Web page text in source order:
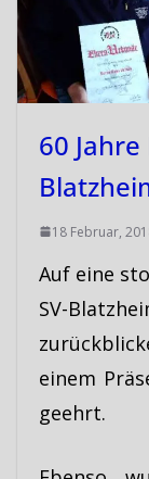
60
18 Februar,
Auf eine
SV-
einem
geehrt.